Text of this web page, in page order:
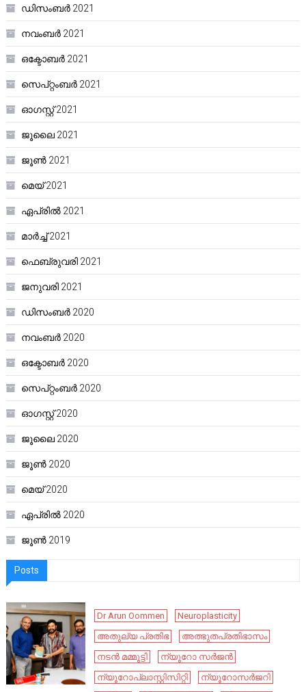
ഡിസംബർ 2021
നവംബർ 2021
ഒക്ടോബർ 2021
സെപ്റ്റംബർ 2021
ഓഗസ്റ്റ്‌ 2021
ജൂലൈ 2021
ജൂൺ 2021
മെയ്‌ 2021
ഏപ്രിൽ 2021
മാർച്ച്‌ 2021
ഫെബ്രുവരി 2021
ജനുവരി 2021
ഡിസംബർ 2020
നവംബർ 2020
ഒക്ടോബർ 2020
സെപ്റ്റംബർ 2020
ഓഗസ്റ്റ്‌ 2020
ജൂലൈ 2020
ജൂൺ 2020
മെയ്‌ 2020
ഏപ്രിൽ 2020
ജൂൺ 2019
Posts
Dr Arun Oommen
Neuroplasticity
അതുല്യ പ്രതിഭ
അത്ഭുതപ്രതിഭാസം
നടൻ മമ്മൂട്ടി
ന്യൂറോ സർജൻ
ന്യൂറോപ്ലാസ്റ്റിസിറ്റി
ന്യൂറോസർജറി